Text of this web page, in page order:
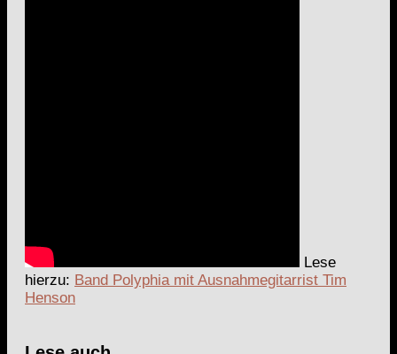
Lese
hierzu: Band Polyphia mit Ausnahmegitarrist Tim
Henson